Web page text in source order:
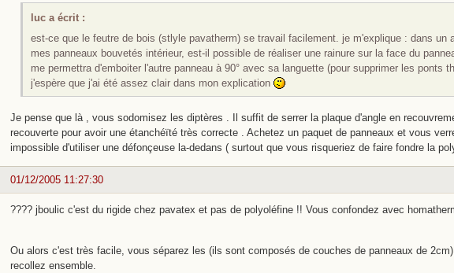
luc a écrit :
est-ce que le feutre de bois (stlyle pavatherm) se travail facilement. je m'explique : dans un
mes panneaux bouvetés intérieur, est-il possible de réaliser une rainure sur la face du
me permettra d'emboiter l'autre panneau à 90° avec sa languette (pour supprimer les ponts
j'espère que j'ai été assez clair dans mon explication
Je pense que là , vous sodomisez les diptères . Il suffit de serrer la plaque d'angle en
recouverte pour avoir une étanchéïté très correcte . Achetez un paquet de panneaux et vous
impossible d'utiliser une défonçeuse la-dedans ( surtout que vous risqueriez de faire fondre la
01/12/2005 11:27:30
???? jboulic c'est du rigide chez pavatex et pas de polyoléfine !! Vous confondez avec
Ou alors c'est très facile, vous séparez les (ils sont composés de couches de panneaux de
recollez ensemble.